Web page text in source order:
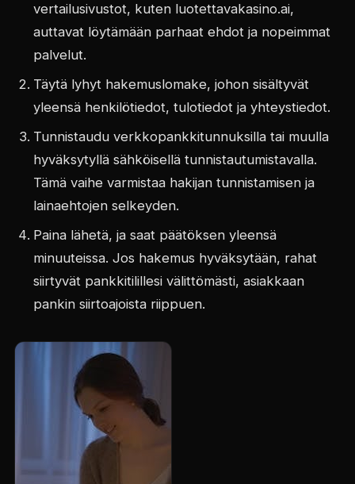
vertailusivustot, kuten luotettavakasino.ai,
auttavat löytämään parhaat ehdot ja nopeimmat
palvelut.
Täytä lyhyt hakemuslomake, johon sisältyvät
yleensä henkilötiedot, tulotiedot ja yhteystiedot.
Tunnistaudu verkkopankkitunnuksilla tai muulla
hyväksytyllä sähköisellä tunnistautumistavalla.
Tämä vaihe varmistaa hakijan tunnistamisen ja
lainaehtojen selkeyden.
Paina lähetä, ja saat päätöksen yleensä
minuuteissa. Jos hakemus hyväksytään, rahat
siirtyvät pankkitilillesi välittömästi, asiakkaan
pankin siirtoajoista riippuen.